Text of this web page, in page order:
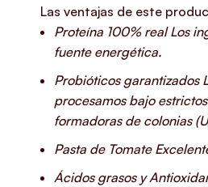
Las ventajas de este
Proteína 100% realLos
fuente energética.
Probióticos garantizados
procesamos bajo
formadoras de colonias
Pasta de Tomate
Ácidos grasos y